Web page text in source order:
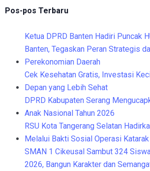
Pos-pos Terbaru
Ketua DPRD Banten Hadiri Puncak
Banten, Tegaskan Peran Strategis
Perekonomian Daerah
Cek Kesehatan Gratis, Investasi
Depan yang Lebih Sehat
DPRD Kabupaten Serang
Anak Nasional Tahun 2026
RSU Kota Tangerang Selatan
Melalui Bakti Sosial Operasi
SMAN 1 Cikeusal Sambut 324
2026, Bangun Karakter dan